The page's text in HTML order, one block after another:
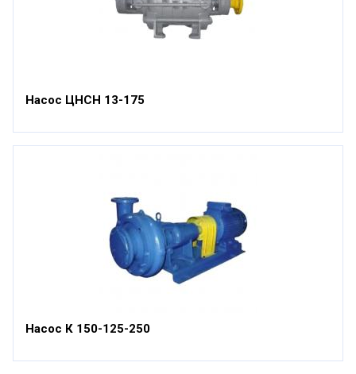
Насос ЦНСН 13-175
Насос К 150-125-250